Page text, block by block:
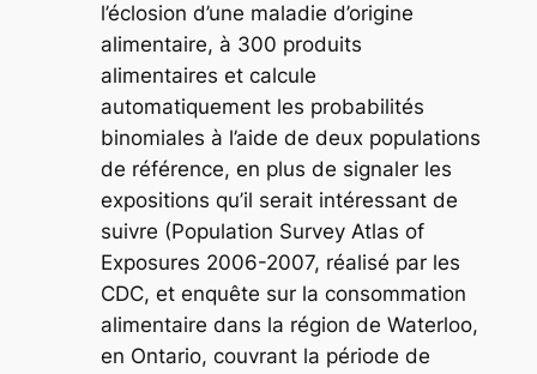
l’éclosion d’une maladie d’origine
alimentaire, à 300 produits
alimentaires et calcule
automatiquement les probabilités
binomiales à l’aide de deux populations
de référence, en plus de signaler les
expositions qu’il serait intéressant de
suivre (Population Survey Atlas of
Exposures 2006-2007, réalisé par les
CDC, et enquête sur la consommation
alimentaire dans la région de Waterloo,
en Ontario, couvrant la période de